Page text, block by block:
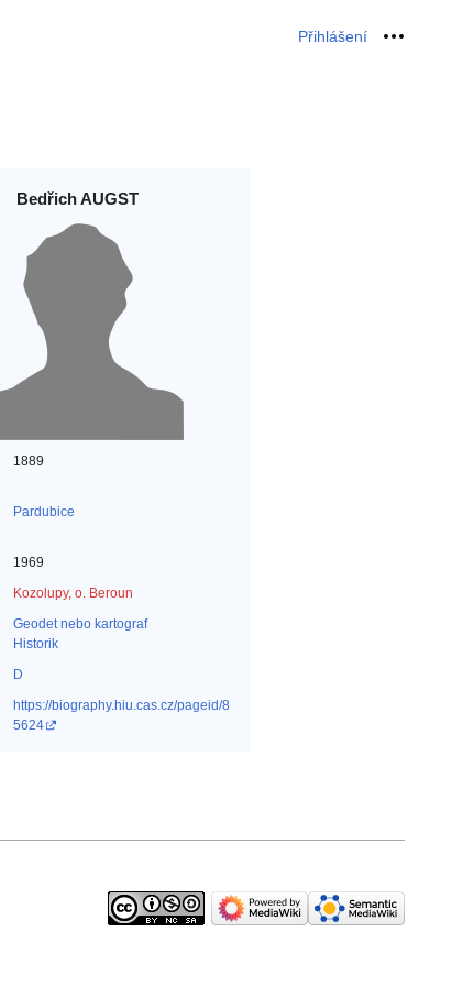
Přihlášení Osobní
Bedřich AUGST
1889
Pardubice
1969
Kozolupy, o. Beroun
Geodet nebo kartograf‎
Historik‎
D
https://biography.hiu.cas.cz/pageid/8
5624